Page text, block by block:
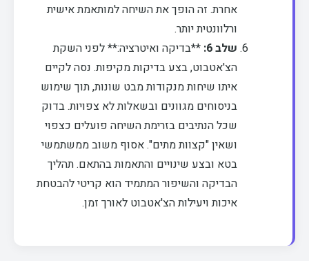
אחרת. זה הופך את השיחה למותאמת אישית
ורלוונטית יותר.
שלב 6: **בדיקה ואיטרציה:** לפני השקת
הצ'אטבוט, בצע בדיקות מקיפות. נסה לקיים
איתו שיחות מנקודות מבט שונות, תוך שימוש
בניסוחים מגוונים ובשאלות לא צפויות. בדוק
שכל הנתיבים בזרימת השיחה פועלים כצפוי
ושאין "קצוות מתים". אסוף משוב ממשתמשי
בטא ובצע שינויים והתאמות בהתאם. תהליך
הבדיקה והשיפור המתמיד הוא קריטי להבטחת
איכות ויעילות הצ'אטבוט לאורך זמן.